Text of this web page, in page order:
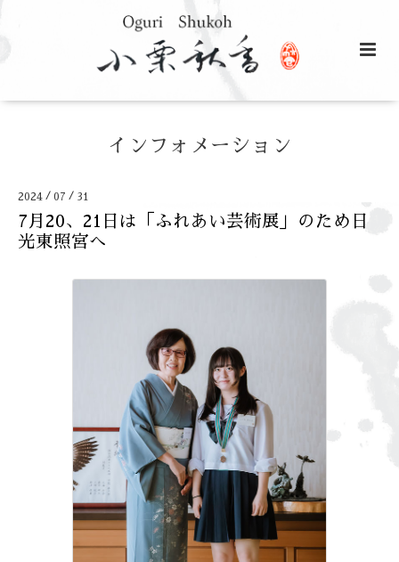
インフォメーション
2024 / 07 / 31
7月20、21日は「ふれあい芸術展」のため日
光東照宮へ